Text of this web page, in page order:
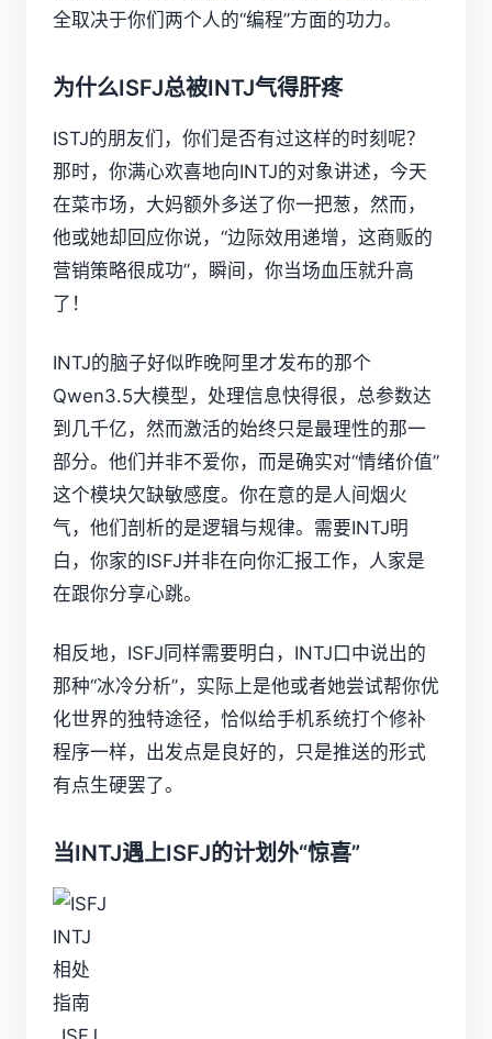
全取决于你们两个人的“编程”方面的功力。
为什么ISFJ总被INTJ气得肝疼
ISTJ的朋友们，你们是否有过这样的时刻呢？
那时，你满心欢喜地向INTJ的对象讲述，今天
在菜市场，大妈额外多送了你一把葱，然而，
他或她却回应你说，“边际效用递增，这商贩的
营销策略很成功”，瞬间，你当场血压就升高
了！
INTJ的脑子好似昨晚阿里才发布的那个
Qwen3.5大模型，处理信息快得很，总参数达
到几千亿，然而激活的始终只是最理性的那一
部分。他们并非不爱你，而是确实对“情绪价值”
这个模块欠缺敏感度。你在意的是人间烟火
气，他们剖析的是逻辑与规律。需要INTJ明
白，你家的ISFJ并非在向你汇报工作，人家是
在跟你分享心跳。
相反地，ISFJ同样需要明白，INTJ口中说出的
那种“冰冷分析”，实际上是他或者她尝试帮你优
化世界的独特途径，恰似给手机系统打个修补
程序一样，出发点是良好的，只是推送的形式
有点生硬罢了。
当INTJ遇上ISFJ的计划外“惊喜”